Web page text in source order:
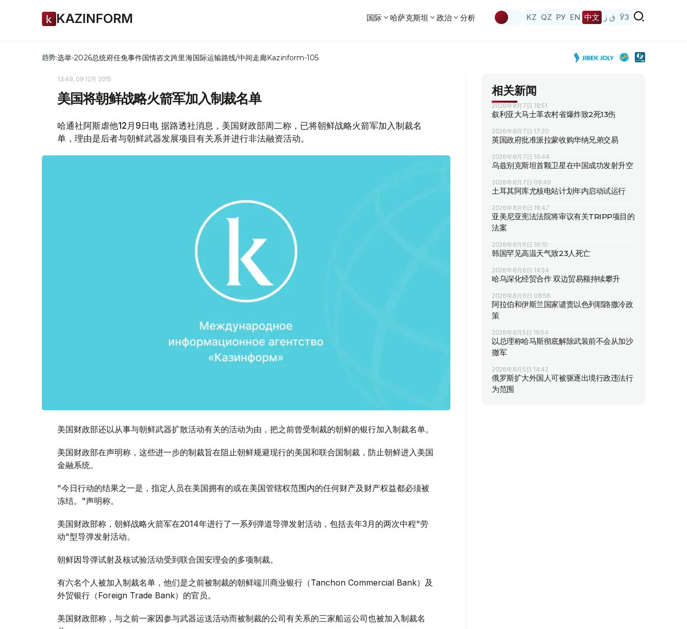
KAZINFORM 国际 哈萨克斯坦 政治 分析 KZ QZ РУ EN 中文 ق ز ЎЗ
趋势:选举-2026总统府任免事件国情咨文跨里海国际运输路线/中间走廊Kazinform-105
13:49, 09 12月 2015
美国将朝鲜战略火箭军加入制裁名单
哈通社阿斯虐他12月9日电 据路透社消息，美国财政部周二称，已将朝鲜战略火箭军加入制裁名
单，理由是后者与朝鲜武器发展项目有关系并进行非法融资活动。
美国财政部还以从事与朝鲜武器扩散活动有关的活动为由，把之前曾受制裁的朝鲜的银行加入制裁名单。
美国财政部在声明称，这些进一步的制裁旨在阻止朝鲜规避现行的美国和联合国制裁，防止朝鲜进入美国
金融系统。
"今日行动的结果之一是，指定人员在美国拥有的或在美国管辖权范围内的任何财产及财产权益都必须被
冻结。"声明称。
美国财政部称，朝鲜战略火箭军在2014年进行了一系列弹道导弹发射活动，包括去年3月的两次中程"劳
动"型导弹发射活动。
朝鲜因导弹试射及核试验活动受到联合国安理会的多项制裁。
有六名个人被加入制裁名单，他们是之前被制裁的朝鲜端川商业银行（Tanchon Commercial Bank）及
外贸银行（Foreign Trade Bank）的官员。
美国财政部称，与之前一家因参与武器运送活动而被制裁的公司有关系的三家船运公司也被加入制裁名
相关新闻
2026年8月7日 19:51
叙利亚大马士革农村省爆炸致2死13伤
2026年8月7日 17:20
英国政府批准派拉蒙收购华纳兄弟交易
2026年8月7日 10:44
乌兹别克斯坦首颗卫星在中国成功发射升空
2026年8月7日 09:49
土耳其阿库尤核电站计划年内启动试运行
2026年8月6日 19:47
亚美尼亚宪法法院将审议有关TRIPP项目的
法案
2026年8月6日 16:10
韩国罕见高温天气致23人死亡
2026年8月6日 14:54
哈乌深化经贸合作 双边贸易额持续攀升
2026年8月6日 08:58
阿拉伯和伊斯兰国家谴责以色列耶路撒冷政
策
2026年8月5日 19:54
以总理称哈马斯彻底解除武装前不会从加沙
撤军
2026年8月5日 14:42
俄罗斯扩大外国人可被驱逐出境行政违法行
为范围